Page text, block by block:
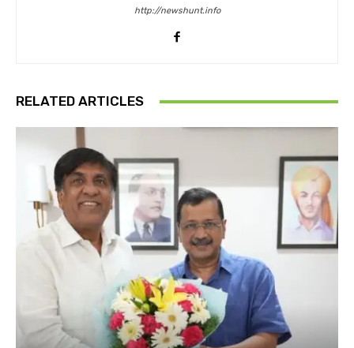
http://newshunt.info
RELATED ARTICLES